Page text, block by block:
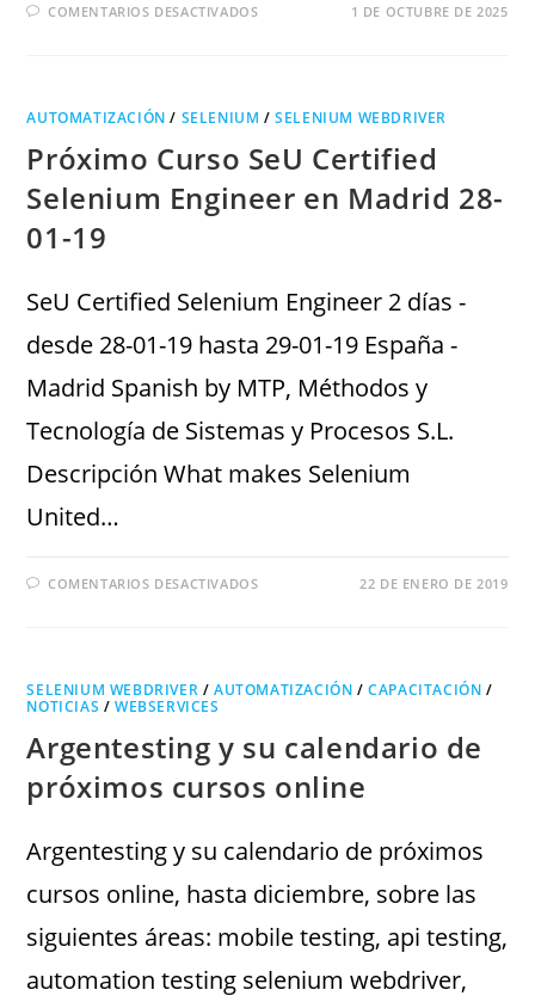
COMENTARIOS DESACTIVADOS 1 DE OCTUBRE DE 2025
AUTOMATIZACIÓN / SELENIUM /SELENIUM WEBDRIVER
Próximo Curso SeU Certified
Selenium Engineer en Madrid 28-
01-19
SeU Certified Selenium Engineer 2 días -
desde 28-01-19 hasta 29-01-19 España -
Madrid Spanish by MTP, Méthodos y
Tecnología de Sistemas y Procesos S.L.
Descripción What makes Selenium
United…
COMENTARIOS DESACTIVADOS 22 DE ENERO DE 2019
SELENIUM WEBDRIVER /AUTOMATIZACIÓN /CAPACITACIÓN /
NOTICIAS /WEBSERVICES
Argentesting y su calendario de
próximos cursos online
Argentesting y su calendario de próximos
cursos online, hasta diciembre, sobre las
siguientes áreas: mobile testing, api testing,
automation testing selenium webdriver,